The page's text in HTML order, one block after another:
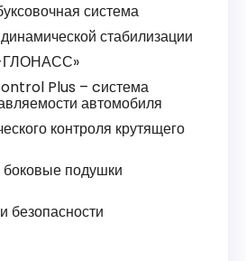
система
стабилизации
ГЛОНАСС»
Plus – cистема
автомобиля
контроля крутящего
подушки
безопасности